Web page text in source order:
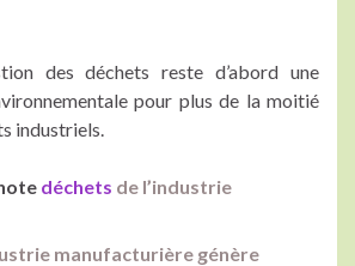
des déchets reste d’abord une
pour plus de la moitié
industriels.
déchets de l’industrie
manufacturière génère